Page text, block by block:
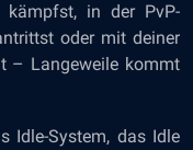
kämpfst, in der PvP-
oder mit deiner
– Langeweile kommt
Idle-System, das Idle